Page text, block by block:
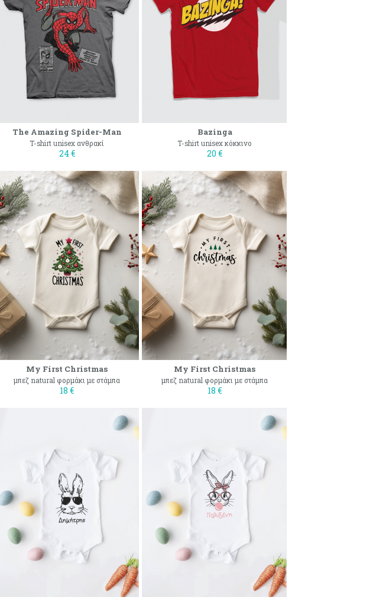
The Amazing Spider-Man
T-shirt unisex ανθρακί
24 €
Bazinga
T-shirt unisex κόκκινο
20 €
My First Christmas
μπεζ natural φορμάκι με στάμπα
18 €
My First Christmas
μπεζ natural φορμάκι με στάμπα
18 €